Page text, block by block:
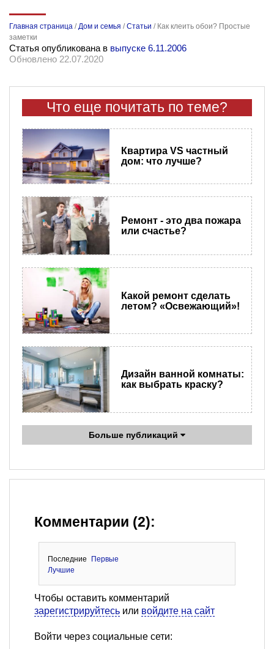
Главная страница / Дом и семья /Статьи / Как клеить обои? Простые
заметки
Статья опубликована в выпуске 6.11.2006
Обновлено 22.07.2020
Что еще почитать по теме?
Квартира VS частный
дом: что лучше?
Ремонт - это два пожара
или счастье?
Какой ремонт сделать
летом? «Освежающий»!
Дизайн ванной комнаты:
как выбрать краску?
Больше публикаций
Комментарии (2):
Последние
Первые
Лучшие
Чтобы оставить комментарий
зарегистрируйтесь или войдите на сайт
Войти через социальные сети: